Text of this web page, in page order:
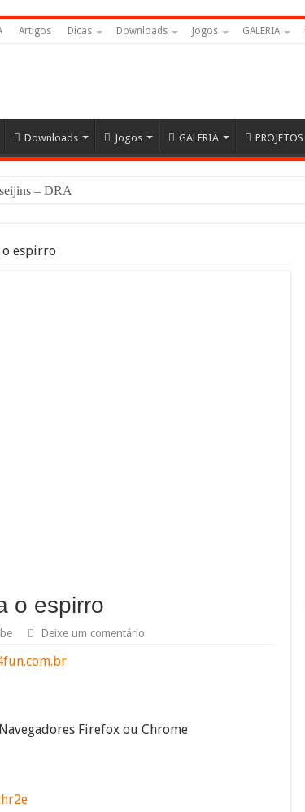
Artigos Dicas Downloads Jogos GALERIA
Downloads Jogos GALERIA PROJETOS
– DRAGON BALL #News
o espirro
o espirro
Deixe um comentário
Firefox ou Chrome